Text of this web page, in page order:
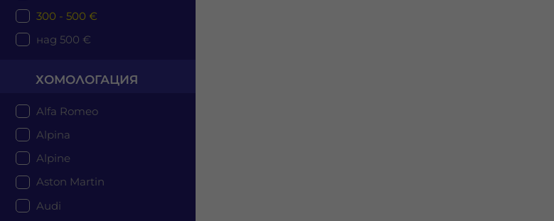
300 - 500 €
над 500 €
ХОМОЛОГАЦИЯ
Alfa Romeo
Alpina
Alpine
Aston Martin
Audi